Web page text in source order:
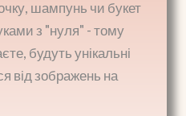
шампунь чи букет
з "нуля" - тому
будуть унікальні
від зображень на